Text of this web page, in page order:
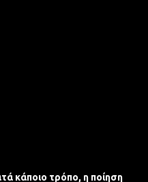
κάποιο τρόπο, η ποίηση